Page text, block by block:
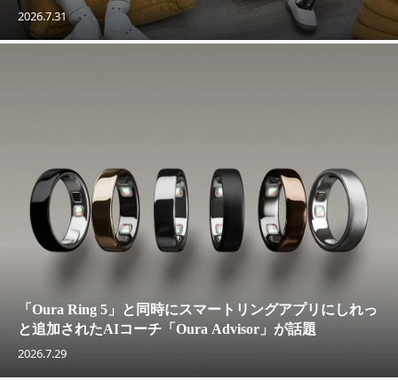
2026.7.31
「Oura Ring 5」と同時にスマートリングアプリにしれっ
と追加されたAIコーチ「Oura Advisor」が話題
2026.7.29